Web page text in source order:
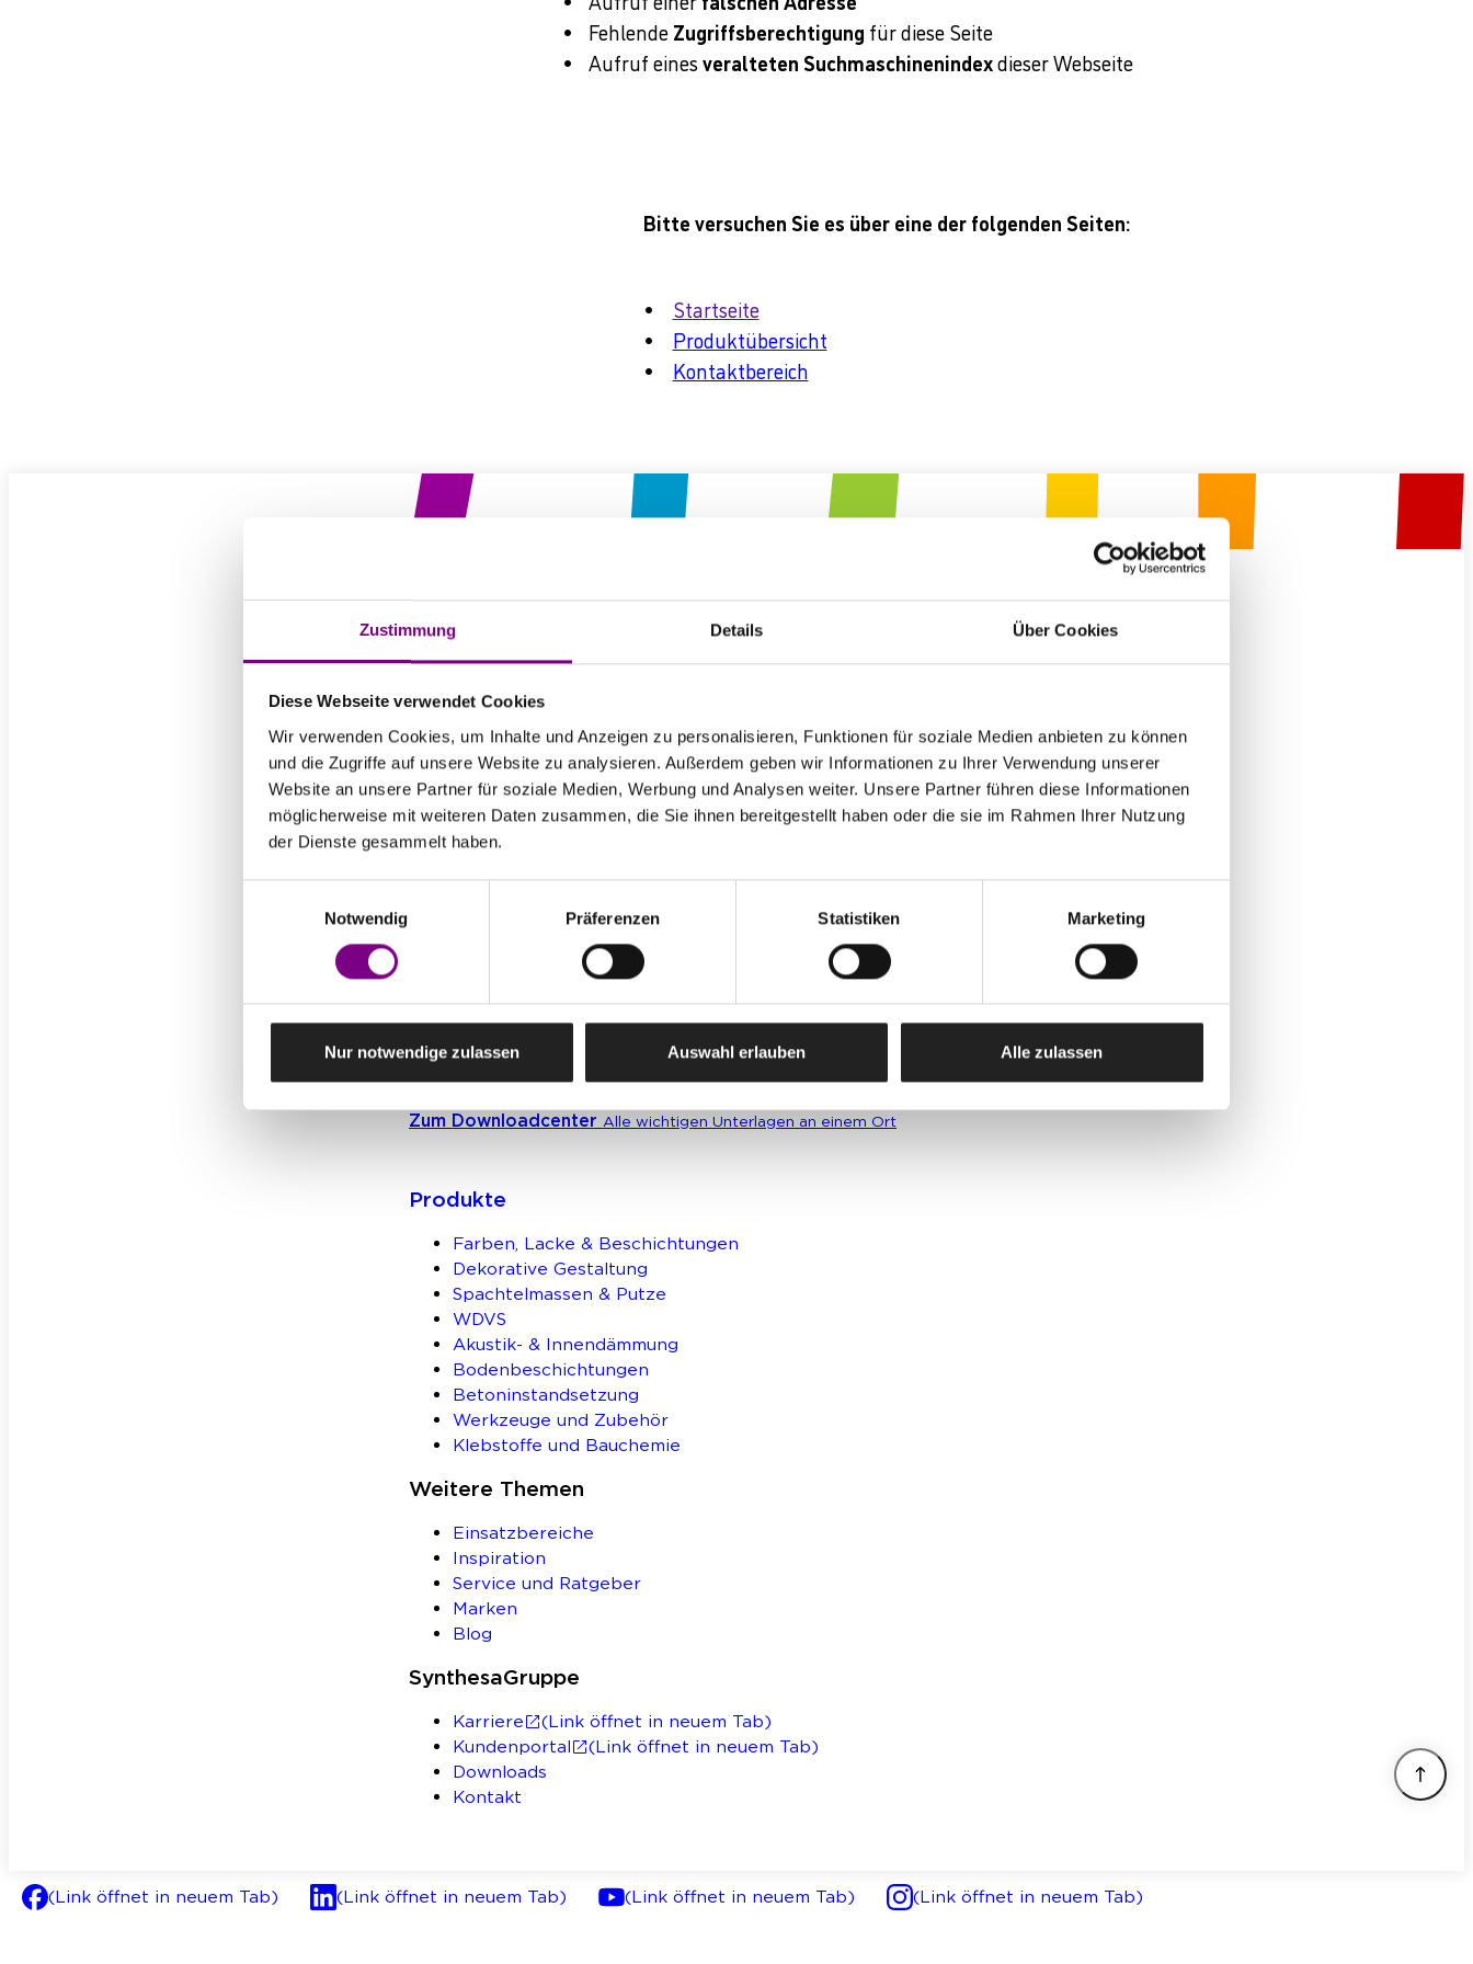
Zustimmung Details Über Cookies
Diese Webseite verwendet Cookies
Wir verwenden Cookies, um Inhalte und Anzeigen zu personalisieren, Funktionen für soziale Medien anbieten zu können
und die Zugriffe auf unsere Website zu analysieren. Außerdem geben wir Informationen zu Ihrer Verwendung unserer
Website an unsere Partner für soziale Medien, Werbung und Analysen weiter. Unsere Partner führen diese Informationen
möglicherweise mit weiteren Daten zusammen, die Sie ihnen bereitgestellt haben oder die sie im Rahmen Ihrer Nutzung
der Dienste gesammelt haben.
Notwendig
Präferenzen Statistiken Marketing
Nur notwendige zulassen Auswahl erlauben Alle zulassen
FehlendeZugriffsberechtigung für diese Seite
Aufruf einesveralteten Suchmaschinenindexdieser Webseite
Bitte versuchen Sie es über eine der folgenden Seiten:
Startseite
Produktübersicht
Kontaktbereich
THE POWER
OF SURFACE.
Caparol Farbenshops und Farbencenter in deiner Nähe
Für GewerbekundenAnsprechpartner und Standorte entdecken
Zum Downloadcenter Alle wichtigen Unterlagen an einem Ort
Produkte
Farben, Lacke & Beschichtungen
Dekorative Gestaltung
Spachtelmassen & Putze
WDVS
Akustik- & Innendämmung
Bodenbeschichtungen
Betoninstandsetzung
Werkzeuge und Zubehör
Klebstoffe und Bauchemie
Weitere Themen
Einsatzbereiche
Inspiration
Service und Ratgeber
Marken
Blog
SynthesaGruppe
Karriere
(Link öffnet in neuem Tab)
Kundenportal
(Link öffnet in neuem Tab)
Downloads
Kontakt
(Link öffnet in neuem Tab) (Link öffnet in neuem Tab) (Link öffnet in neuem Tab) (Link öffnet in neuem Tab)